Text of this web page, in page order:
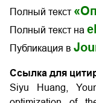
Полный текст
Полный текст на
Публикация в
Ссылка для
Siyu Huang,